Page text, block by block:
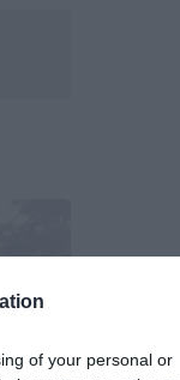
of your personal or